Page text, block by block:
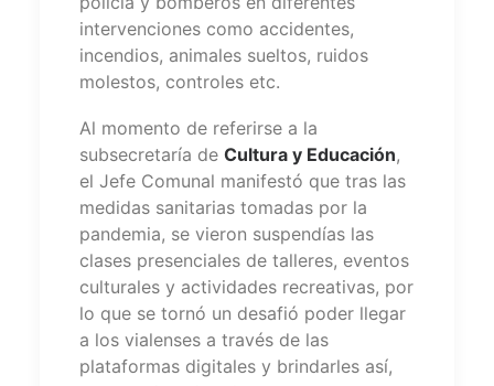
intervenciones como accidentes,
incendios, animales sueltos, ruidos
molestos, controles etc.
Al momento de referirse a la
subsecretaría de Cultura y Educación,
el Jefe Comunal manifestó que tras las
medidas sanitarias tomadas por la
pandemia, se vieron suspendías las
clases presenciales de talleres, eventos
culturales y actividades recreativas, por
lo que se tornó un desafió poder llegar
a los vialenses a través de las
plataformas digitales y brindarles así,